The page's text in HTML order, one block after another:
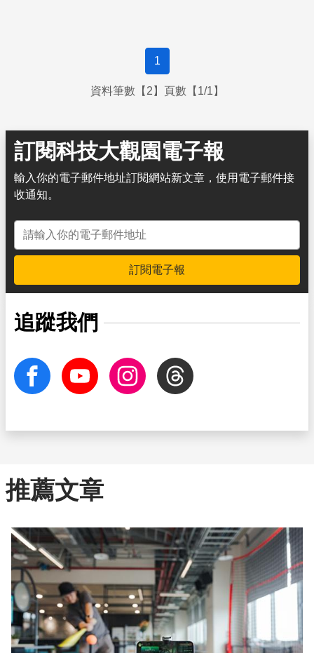
1
資料筆數【2】頁數【1/1】
訂閱科技大觀園電子報
輸入你的電子郵件地址訂閱網站新文章，使用電子郵件接
收通知。
電子郵件地址
訂閱電子報
追蹤我們
facebook Youtube InstagramThreads
推薦文章